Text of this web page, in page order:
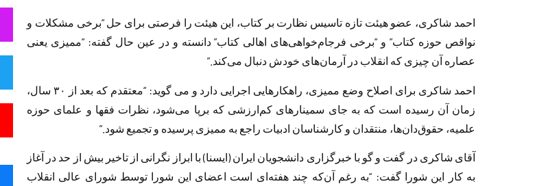
احمد شاکری، عضو هیئت تازه تاسیس نظارت بر کتاب، این هیئت را فرصتی برای حل “برخی مشکلات و
نواقص حوزه کتاب” و “برخی فرجام‌خواهی‌های اهالی کتاب” دانسته و در عین حال گفته: “ممیزی یعنی
عصاره آن چیزی که انقلاب در آرمان‌های خودش دنبال می‌کند.”
احمد شاکری برای اصلاح وضع ممیزی، راهکارهایی اجرایی دارد و می گوید: “معتقدم که بعد از ۳۰ سال،
زمان آن رسیده است که به جای سمینارهای کم‌ارزشی که برپا می‌شود، نظرات فقها و علمای حوزه
علمیه، حقوق‌دان‌ها، منتقدان و کارشناسان ادبیات راجع به ممیزی پرسیده و تجمیع شود.”
آقای شاکری در گفت و گو با خبرگزاری دانشجویان ایران (ایسنا) با ابراز نگرانی از تاخیر بیش از حد در آغاز
به کار این شورا گفت: “به رغم آن‌که چند هفته‌ای است اعضای این شورا توسط شورای عالی انقلاب